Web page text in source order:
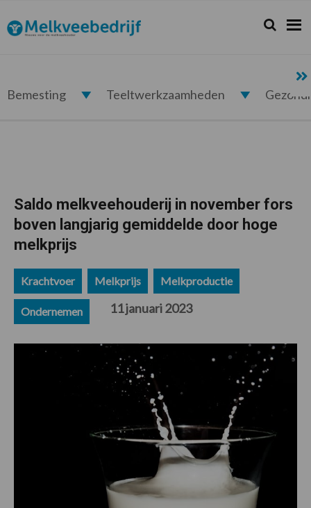
de
hoofdnavigatie
de
hoofd
de
eerste
de
voettekst
Melkveebedrijf.nl Zoeken...
Zoek
Bemesting Teeltwerkzaamheden
Saldo melkveehouderij in november fors
boven langjarig gemiddelde door hoge
melkprijs
Krachtvoer Melkprijs Melkproductie
Ondernemen 11 januari 2023